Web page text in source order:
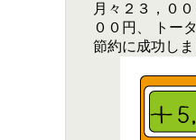
月々２３，０
００円、 トー
節約に成功しま